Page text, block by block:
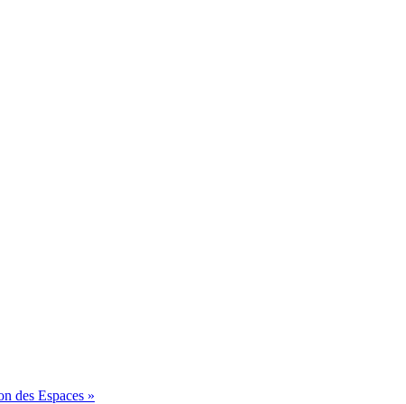
des Espaces »